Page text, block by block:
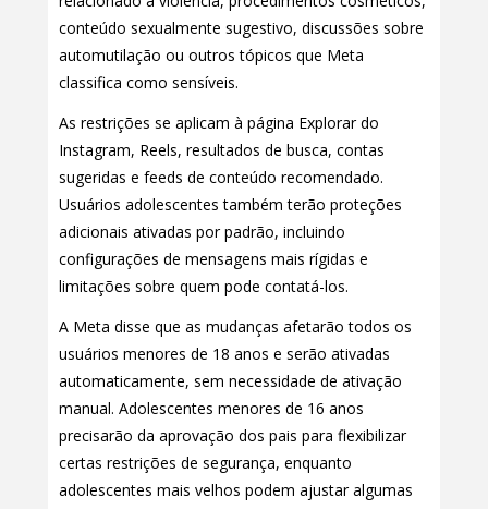
conteúdo sexualmente sugestivo, discussões sobre
automutilação ou outros tópicos que Meta
classifica como sensíveis.
As restrições se aplicam à página Explorar do
Instagram, Reels, resultados de busca, contas
sugeridas e feeds de conteúdo recomendado.
Usuários adolescentes também terão proteções
adicionais ativadas por padrão, incluindo
configurações de mensagens mais rígidas e
limitações sobre quem pode contatá-los.
A Meta disse que as mudanças afetarão todos os
usuários menores de 18 anos e serão ativadas
automaticamente, sem necessidade de ativação
manual. Adolescentes menores de 16 anos
precisarão da aprovação dos pais para flexibilizar
certas restrições de segurança, enquanto
adolescentes mais velhos podem ajustar algumas